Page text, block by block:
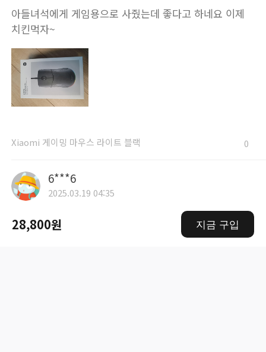
28,800원 지금 구입
아들녀석에게 게임용으로 사줬는데 좋다고 하네요 이제
치킨먹자~
Xiaomi 게이밍 마우스 라이트 블랙 0
6***6
2025.03.19 04:35
무난한 게임용 입문용 마우스입니다. DPI 버튼이
하단부에 있어서 약간 불편하지만, 촉감이 너무 좋습니다.